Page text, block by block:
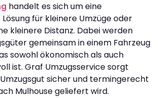
handelt es sich um eine
für kleinere Umzüge oder
kleinere Distanz. Dabei werden
gemeinsam in einem Fahrzeug
sowohl ökonomisch als auch
ist. Graf Umzugsservice sorgt
sicher und termingerecht
Mulhouse geliefert wird.